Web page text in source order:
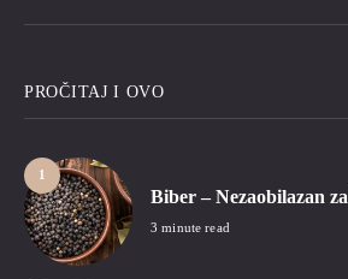
PROČITAJ I OVO
1
Biber – Nezaobilazan
3 minute read